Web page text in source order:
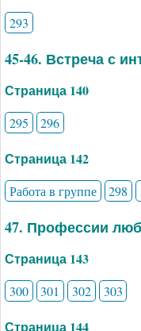
293
45-46. Встреча с
Страница 140
295 296
Страница 142
Работа в группе 298
47. Профессии
Страница 143
300 301 302 303
Страница 144